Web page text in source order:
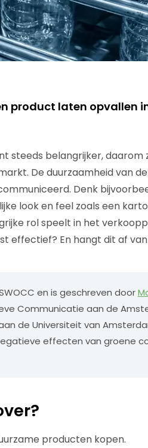
product laten opvallen
steeds belangrijker, daarom
De duurzaamheid van
Denk
look en feel zoals een
rol speelt in het
effectief? En hangt dit af
en is geschreven door
Communicatie aan de
de Universiteit van
effecten van groene
producten kopen.